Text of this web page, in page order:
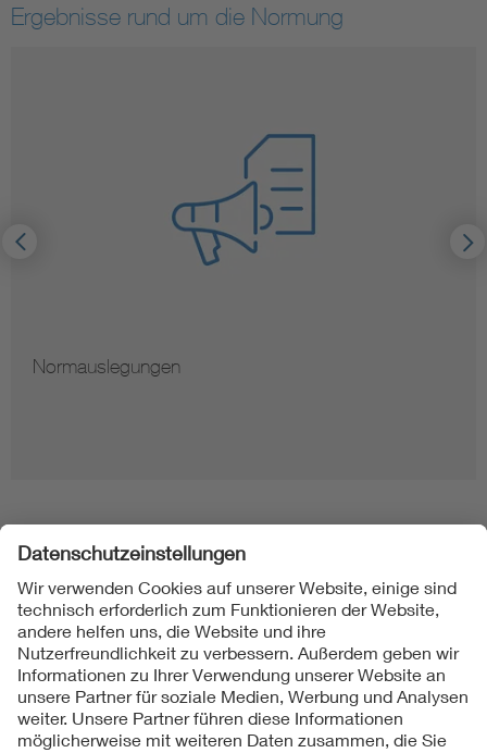
Ergebnisse rund um die Normung
Normauslegungen
Folgen Sie uns